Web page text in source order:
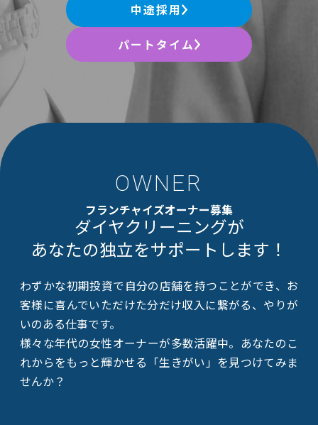
中途採用
パートタイム
OWNER
フランチャイズオーナー募集
ダイヤクリーニングが
あなたの独立をサポートします！
わずかな初期投資で自分の店舗を持つことができ、 お
客様に喜んでいただけた分だけ収入に繋がる、やりが
いのある仕事です。
様々な年代の女性オーナーが多数活躍中。あなたのこ
れからをもっと輝かせる「生きがい」を見つけてみま
せんか？